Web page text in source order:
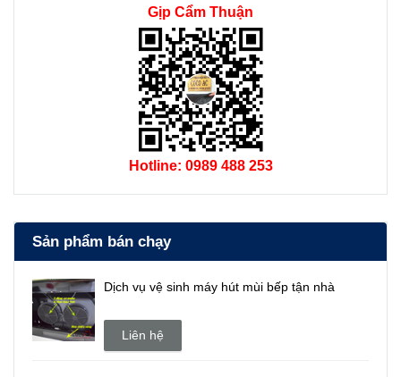
Gịp Cẩm Thuận
Hotline: 0989 488 253
Sản phẩm bán chạy
Dịch vụ vệ sinh máy hút mùi bếp tận nhà
Liên hệ